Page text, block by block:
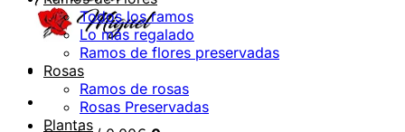
Todos los ramos
Lo más regalado
Ramos de flores preservadas
Rosas
Ramos de rosas
Rosas Preservadas
Plantas